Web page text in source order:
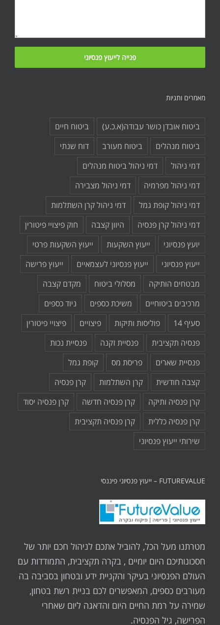
מאמרים ותגיות
ביטוח אובדן כושר עבודה(א.כ.ע)
ביטוח חיים
ביטוח מנהלים
ביטוח מעורב
דוח שנתי
דמי ניהול
דמי ניהול ביטוח מנהלים
דמי ניהול מפרמיה
דמי ניהול מצבירה
דמי ניהול קופת גמל
דמי ניהול קרן השתלמות
דמי ניהול קרן פנסיה
היוון קצבה
חוק פיצויי פיטורין
יועץ פנסיוני
ייעוץ השקעות
ייעוץ השקעות פרטי
ייעוץ פנסיוני
ייעוץ פנסיוני לעצמאיים
ייעוץ פרישה
מבטחים הותיקה
מסלולי ביטוח
מקדם קצבה
מרכיבים ביטוחיים
משיכת כספים
ניוד כספים
סעיף 14
פוליסות ותיקות פיצויים
פיצויי פיטורין
פנסיה תקציבית
פנסיית זקנה
פנסיית נכות
פנסיית שארים
פריסת מס
קופת גמל
קצבה חודשית
קרן השתלמות
קרן פנסיה
קרן פנסיה ותיקה
קרן פנסיה חדשה
קרן פנסיה יסוד
קרן פנסיה כללית
קרן פנסיה תקציבית
שירותי ייעוץ פנסיוני
FUTUREVALUE – ייעוץ פנסיוני פיננסי
מטרתנו מעל הכל, להוביל אתכם לניהול חכם יותר של
חסכונותיכם היום יומיים , בקרה תקציבית, התמודדות עם
העולם הפנסיוני בעיקר והקניית ידע ובטחון בסביבה בה
מעורבים כספים, המאפשרים לכם בניית רשת בטחון,
שמירה על רמת החיים היום והדאגה ליום שאחרי
הפרישה, גיל הפנסיה.